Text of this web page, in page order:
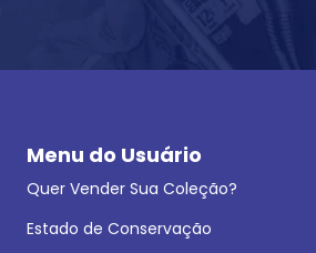
Menu do Usuário
Quer Vender Sua Coleção?
Estado de Conservação